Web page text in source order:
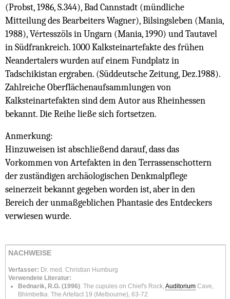
(Probst, 1986, S.344), Bad Cannstadt (mündliche
Mitteilung des Bearbeiters Wagner), Bilsingsleben (Mania,
1988), Vértesszöls in Ungarn (Mania, 1990) und Tautavel
in Südfrankreich. 1000 Kalksteinartefakte des frühen
Neandertalers wurden auf einem Fundplatz in
Tadschikistan ergraben. (Süddeutsche Zeitung, Dez.1988).
Zahlreiche Oberflächenaufsammlungen von
Kalksteinartefakten sind dem Autor aus Rheinhessen
bekannt. Die Reihe ließe sich fortsetzen.
Anmerkung:
Hinzuweisen ist abschließend darauf, dass das
Vorkommen von Artefakten in den Terrassenschottern
der zuständigen archäologischen Denkmalpflege
seinerzeit bekannt gegeben worden ist, aber in den
Bereich der unmaßgeblichen Phantasie des Entdeckers
verwiesen wurde.
NACHWEISE
Verfasser: Dr. med. Christian Humburg
Verwendete Literatur:
Bednarik, R.G. (1996): The cupules on Chief's Rock,AuditoriumCave,
Bhimbetka. The Artefact 19 (Melbourne), 63-72.